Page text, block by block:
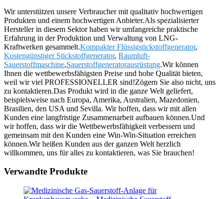
Wir unterstützen unsere Verbraucher mit qualitativ hochwertigen
Produkten und einem hochwertigen Anbieter.Als spezialisierter
Hersteller in diesem Sektor haben wir umfangreiche praktische
Erfahrung in der Produktion und Verwaltung von LNG-
Kraftwerken gesammelt.Kompakter Flüssigstickstoffgenerator,
Kostengünstiger Stickstoffgenerator, Raumluft-
Sauerstoffmaschine,Sauerstoffgeneratorausrüstung.Wir können
Ihnen die wettbewerbsfähigsten Preise und hohe Qualität bieten,
weil wir viel PROFESSIONELLER sind!Zögern Sie also nicht, uns
zu kontaktieren.Das Produkt wird in die ganze Welt geliefert,
beispielsweise nach Europa, Amerika, Australien, Mazedonien,
Brasilien, den USA und Sevilla. Wir hoffen, dass wir mit allen
Kunden eine langfristige Zusammenarbeit aufbauen können.Und
wir hoffen, dass wir die Wettbewerbsfähigkeit verbessern und
gemeinsam mit den Kunden eine Win-Win-Situation erreichen
können.Wir heißen Kunden aus der ganzen Welt herzlich
willkommen, uns für alles zu kontaktieren, was Sie brauchen!
Verwandte Produkte